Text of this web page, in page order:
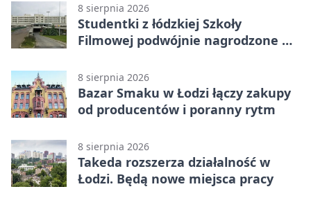
8 sierpnia 2026
Studentki z łódzkiej Szkoły
Filmowej podwójnie nagrodzone na
8 sierpnia 2026
Bazar Smaku w Łodzi łączy zakupy
od producentów i poranny rytm
8 sierpnia 2026
Takeda rozszerza działalność w
Łodzi. Będą nowe miejsca pracy